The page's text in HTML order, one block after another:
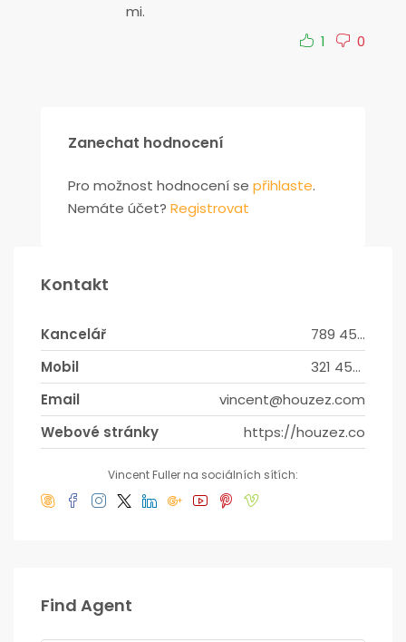
mi.
1
0
Zanechat hodnocení
Pro možnost hodnocení se přihlaste.
Nemáte účet? Registrovat
Kontakt
Kancelář
789 456 3210
Mobil
321 456 9874
Email
vincent@houzez.com
Webové stránky
https://houzez.co
Vincent Fuller na sociálních sítích:
Find Agent